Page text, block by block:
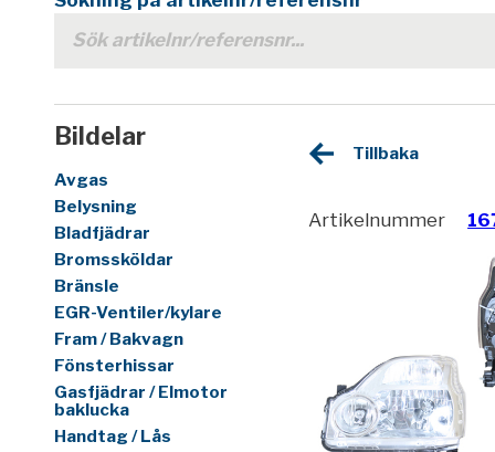
Bildelar
Avgas
Belysning
Bladfjädrar
Bromssköldar
Bränsle
EGR-Ventiler/kylare
Fram / Bakvagn
Fönsterhissar
Gasfjädrar / Elmotor
baklucka
Handtag / Lås
Tillbaka
Artikelnummer